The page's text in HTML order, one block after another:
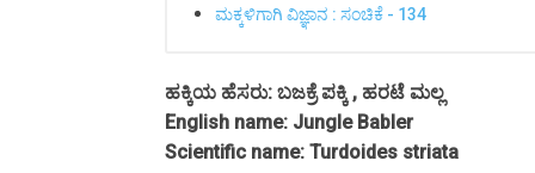
ಮಕ್ಕಳಿಗಾಗಿ ವಿಜ್ಞಾನ : ಸಂಚಿಕೆ - 134
ಹಕ್ಕಿಯ ಹೆಸರು: ಬಜಕ್ರೆ ಪಕ್ಕಿ , ಹರಟೆ ಮಲ್ಲ
English name: Jungle Babler
Scientific name: Turdoides striata